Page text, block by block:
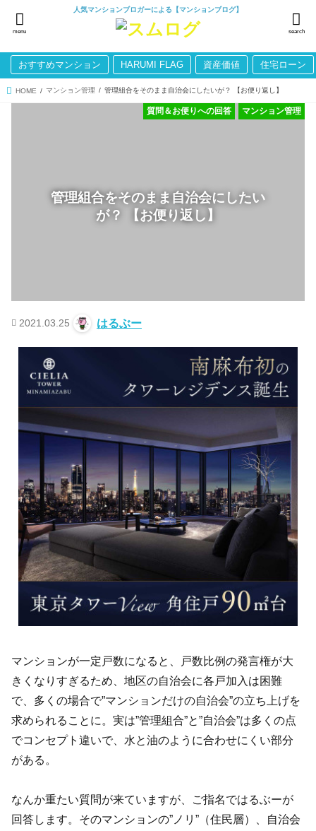
人気マンションブロガーによる【マンションブログ】
search
menu
おすすめマンション HARUMI FLAG 資産価値 住宅ローン
HOME マンション管理 管理組合をそのまま自治会にしたいが？ 【お便り返し】
管理組合をそのまま自治会にしたい
が？ 【お便り返し】
マンション管理
質問＆お便りへの回答
2021.03.25 はるぶー
マンションが一定戸数になると、戸数比例の発言権が大
きくなりすぎるため、地区の自治会に各戸加入は困難
で、多くの場合で”マンションだけの自治会”の立ち上げを
求められることに。実は”管理組合”と”自治会”は多くの点
でコンセプト違いで、水と油のように合わせにくい部分
がある。
なんか重たい質問が来ていますが、ご指名ではるぶーが
回答します。そのマンションの”ノリ”（住民層）、自治会